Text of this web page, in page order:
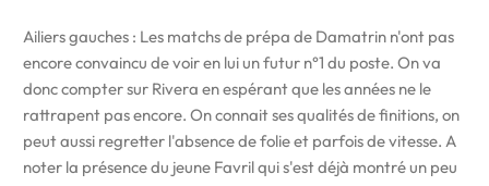
Ailiers gauches : Les matchs de prépa de Damatrin n'ont pas
encore convaincu de voir en lui un futur n°1 du poste. On va
donc compter sur Rivera en espérant que les années ne le
rattrapent pas encore. On connait ses qualités de finitions, on
peut aussi regretter l'absence de folie et parfois de vitesse. A
noter la présence du jeune Favril qui s'est déjà montré un peu